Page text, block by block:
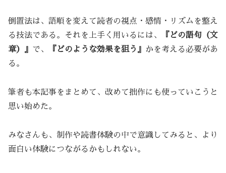
倒置法は、語順を変えて読者の視点・感情・リズムを整え
る技法である。それを上手く用いるには、
『どの語句（文
章）』 で、 『どのような効果を狙う』
かを考える必要があ
る。
筆者も本記事をまとめて、改めて拙作にも使っていこうと
思い始めた。
みなさんも、制作や読書体験の中で意識してみると、より
面白い体験につながるかもしれない。